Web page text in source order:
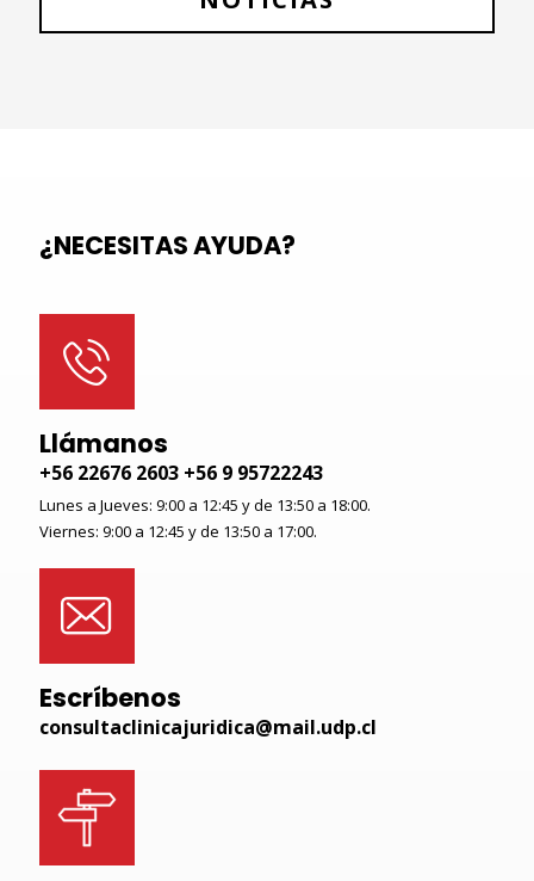
¿NECESITAS AYUDA?
Llámanos
+56 22676 2603 +56 9 95722243
Lunes a Jueves: 9:00 a 12:45 y de 13:50 a 18:00.
Viernes: 9:00 a 12:45 y de 13:50 a 17:00.
Escríbenos
consultaclinicajuridica@mail.udp.cl